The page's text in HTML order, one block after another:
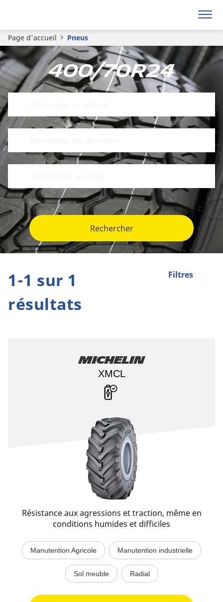
Page d'accueil Pneus
400/70R24
Rechercher
Filtres
1-1 sur 1
résultats
Michelin
XMCL
Résistance aux agressions et traction, même en
conditions humides et difficiles
Manutention Agricole Manutention industrielle
Sol meuble Radial